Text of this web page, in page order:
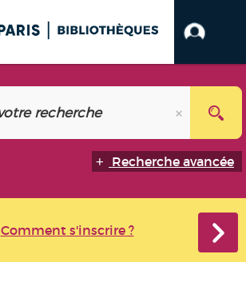
Recherche avancée
Comment s'inscrire ?